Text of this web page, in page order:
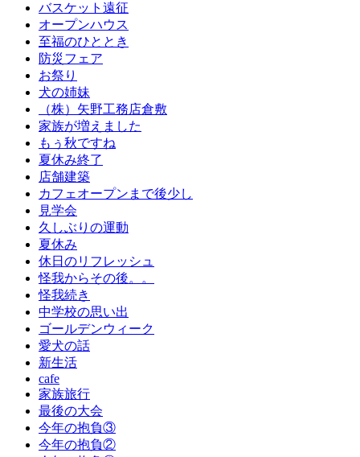
バスケット遠征
オープンハウス
至福のひととき
防災フェア
お祭り
犬の姉妹
（株）矢野工務店倉敷
家族が増えました
もぅ秋ですね
夏休み終了
店舗建築
カフェオープンまで後少し
見学会
久しぶりの運動
夏休み
休日のリフレッシュ
怪我からその後。。
怪我続き
中学校の思い出
ゴールデンウィーク
愛犬の話
新生活
cafe
家族旅行
最後の大会
今年の抱負③
今年の抱負②